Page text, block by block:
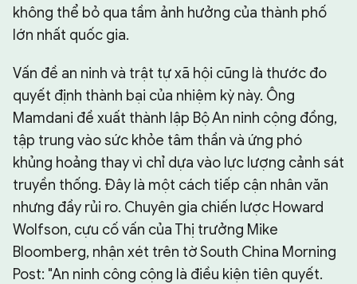
không thể bỏ qua tầm ảnh hưởng của thành phố
lớn nhất quốc gia.
Vấn đề an ninh và trật tự xã hội cũng là thước đo
quyết định thành bại của nhiệm kỳ này. Ông
Mamdani đề xuất thành lập Bộ An ninh cộng đồng,
tập trung vào sức khỏe tâm thần và ứng phó
khủng hoảng thay vì chỉ dựa vào lực lượng cảnh sát
truyền thống. Đây là một cách tiếp cận nhân văn
nhưng đầy rủi ro. Chuyên gia chiến lược Howard
Wolfson, cựu cố vấn của Thị trưởng Mike
Bloomberg, nhận xét trên tờ South China Morning
Post: "An ninh công cộng là điều kiện tiên quyết.